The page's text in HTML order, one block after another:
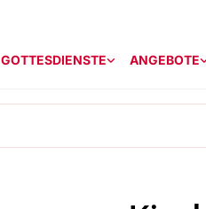
GOTTESDIENSTE ANGEBOTE